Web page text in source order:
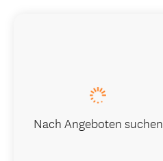
Nach Angeboten suchen